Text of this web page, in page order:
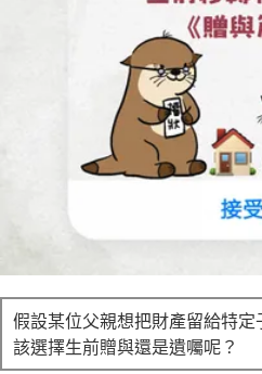
假設某位父親想把財產留給特
該選擇生前贈與還是遺囑呢？